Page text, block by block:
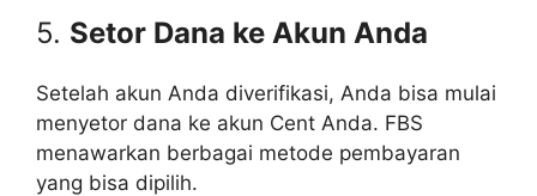
5. Setor Dana ke Akun Anda
Setelah akun Anda diverifikasi, Anda bisa mulai
menyetor dana ke akun Cent Anda. FBS
menawarkan berbagai metode pembayaran
yang bisa dipilih.